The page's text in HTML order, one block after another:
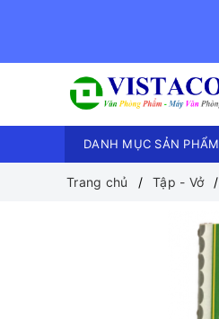
DANH MỤC SẢN PHẨM
Trang chủ Tập - Vở